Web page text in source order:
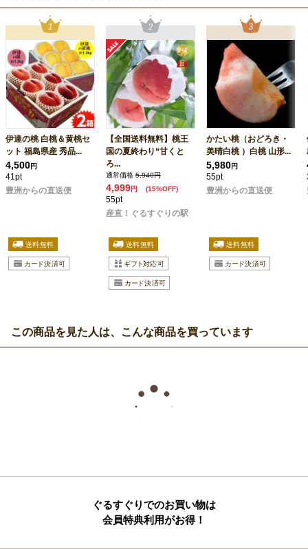
伊達の桃 白桃＆黄桃セ
ット 福島県産 秀品...
4,500円
41pt
豊洲からの直送便
【全国送料無料】桃王
国の夏終わり“甘くと
ろ...
通常価格 5,940円
4,999円 (15%OFF)
55pt
産直！ぐるすぐりの駅
かたい桃（おどろき・
美晴白桃 ）白桃 山形...
5,980円
55pt
豊洲からの直送便
この商品を見た人は、こんな商品を買っています
ぐるすぐりでのお買い物は
会員特典利用がお得！